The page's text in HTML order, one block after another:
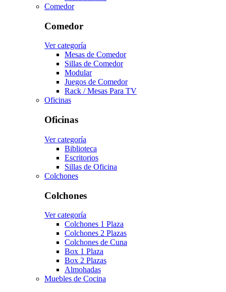
Comedor
Comedor
Ver categoría
Mesas de Comedor
Sillas de Comedor
Modular
Juegos de Comedor
Rack / Mesas Para TV
Oficinas
Oficinas
Ver categoría
Biblioteca
Escritorios
Sillas de Oficina
Colchones
Colchones
Ver categoría
Colchones 1 Plaza
Colchones 2 Plazas
Colchones de Cuna
Box 1 Plaza
Box 2 Plazas
Almohadas
Muebles de Cocina